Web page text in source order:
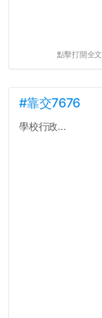
點擊打開全文
#靠交7676
學校行政...